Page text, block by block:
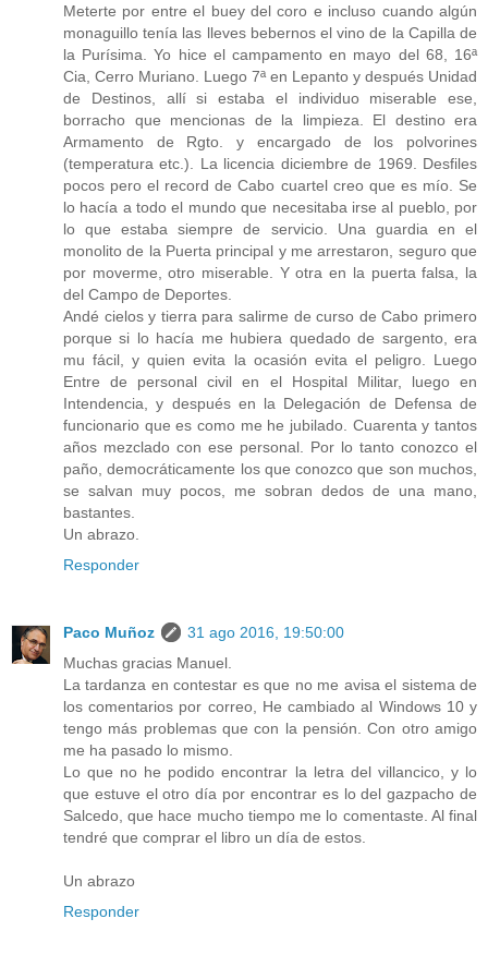
Meterte por entre el buey del coro e incluso cuando algún
monaguillo tenía las lleves bebernos el vino de la Capilla de
la Purísima. Yo hice el campamento en mayo del 68, 16ª
Cia, Cerro Muriano. Luego 7ª en Lepanto y después Unidad
de Destinos, allí si estaba el individuo miserable ese,
borracho que mencionas de la limpieza. El destino era
Armamento de Rgto. y encargado de los polvorines
(temperatura etc.). La licencia diciembre de 1969. Desfiles
pocos pero el record de Cabo cuartel creo que es mío. Se
lo hacía a todo el mundo que necesitaba irse al pueblo, por
lo que estaba siempre de servicio. Una guardia en el
monolito de la Puerta principal y me arrestaron, seguro que
por moverme, otro miserable. Y otra en la puerta falsa, la
del Campo de Deportes.
Andé cielos y tierra para salirme de curso de Cabo primero
porque si lo hacía me hubiera quedado de sargento, era
mu fácil, y quien evita la ocasión evita el peligro. Luego
Entre de personal civil en el Hospital Militar, luego en
Intendencia, y después en la Delegación de Defensa de
funcionario que es como me he jubilado. Cuarenta y tantos
años mezclado con ese personal. Por lo tanto conozco el
paño, democráticamente los que conozco que son muchos,
se salvan muy pocos, me sobran dedos de una mano,
bastantes.
Un abrazo.
Responder
Paco Muñoz
31 ago 2016, 19:50:00
Muchas gracias Manuel.
La tardanza en contestar es que no me avisa el sistema de
los comentarios por correo, He cambiado al Windows 10 y
tengo más problemas que con la pensión. Con otro amigo
me ha pasado lo mismo.
Lo que no he podido encontrar la letra del villancico, y lo
que estuve el otro día por encontrar es lo del gazpacho de
Salcedo, que hace mucho tiempo me lo comentaste. Al final
tendré que comprar el libro un día de estos.
Un abrazo
Responder